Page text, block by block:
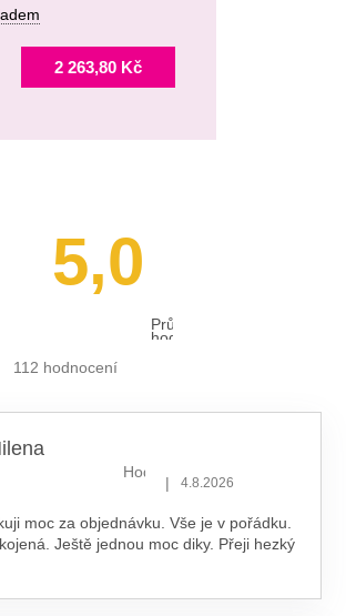
2 263,80 Kč
5,0
Průměrné
hodnocení
112 hodnocení
Hodnocení obchodu je 5 z 5
| 4.8.2026
moc za objednávku. Vše je v pořádku.
Ještě jednou moc diky. Přeji hezký